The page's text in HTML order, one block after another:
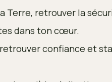
Terre, retrouver la
dans ton cœur.
retrouver confiance et